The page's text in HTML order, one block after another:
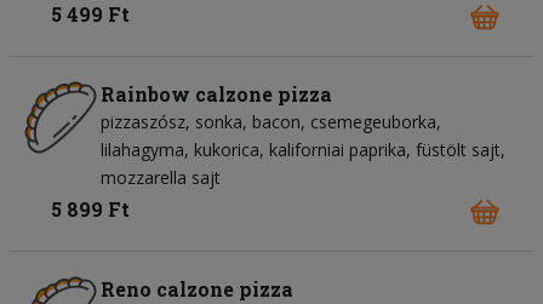
5 499 Ft
Rainbow calzone pizza
pizzaszósz sonka bacon csemegeuborka
lilahagyma kukorica kaliforniai paprika füstölt sajt
mozzarella sajt
5 899 Ft
Reno calzone pizza